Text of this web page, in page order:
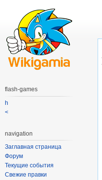
flash-games
h
<
navigation
Заглавная страница
Форум
Текущие события
Свежие правки